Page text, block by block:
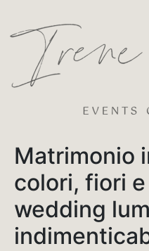
Matrimonio
colori, fiori
wedding